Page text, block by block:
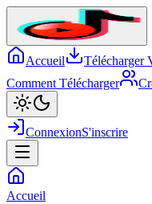
Accueil Télécharger
Comment Télécharger
ConnexionS'inscrire
Accueil